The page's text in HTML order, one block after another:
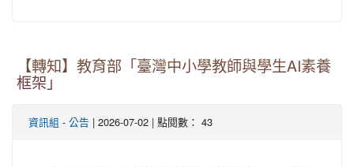
【轉知】教育部「臺灣中小學教師與學生AI素養
框架」
資訊組 - 公告 | 2026-07-02 | 點閱數： 43